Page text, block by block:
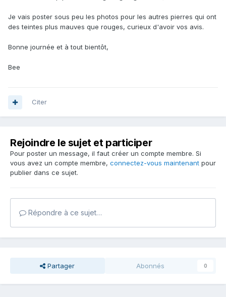
20250311_180846.heic 598.87 Ko ·0 downloads
20250311_180814.heic
20250311_180728.heic 248.11 Ko·0 downloads
Je vais poster sous peu les photos pour les autres pierres qui ont
des teintes plus mauves que rouges, curieux d'avoir vos avis.
Bonne journée et à tout bientôt,
Bee
Citer
Rejoindre le sujet et participer
Pour poster un message, il faut créer un compte membre. Si
vous avez un compte membre, connectez-vous maintenant pour
publier dans ce sujet.
Répondre à ce sujet…
Partager Abonnés 0